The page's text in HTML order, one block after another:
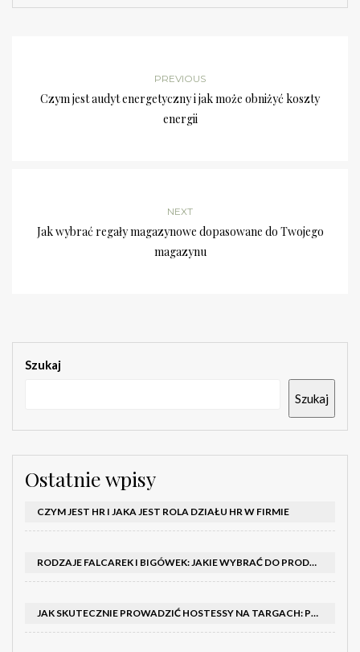
PREVIOUS
Czym jest audyt energetyczny i jak może obniżyć koszty
energii
NEXT
Jak wybrać regały magazynowe dopasowane do Twojego
magazynu
Szukaj
Szukaj
Ostatnie wpisy
CZYM JEST HR I JAKA JEST ROLA DZIAŁU HR W FIRMIE
RODZAJE FALCAREK I BIGÓWEK: JAKIE WYBRAĆ DO PRODUKCJI?
JAK SKUTECZNIE PROWADZIĆ HOSTESSY NA TARGACH: PORADNIK I SZKOLENIA